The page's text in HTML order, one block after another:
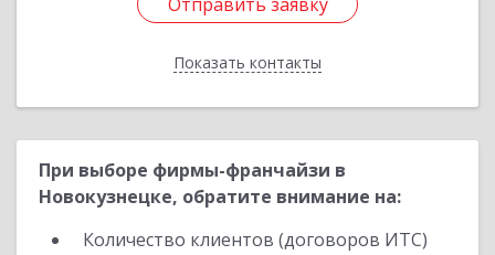
Показать контакты
Назад
При выборе фирмы-франчайзи в
Новокузнецке, обратите внимание на:
Количество клиентов (договоров ИТС)